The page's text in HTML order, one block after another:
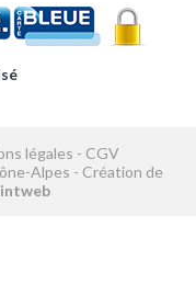
légales - CGV
Alpes - Création de